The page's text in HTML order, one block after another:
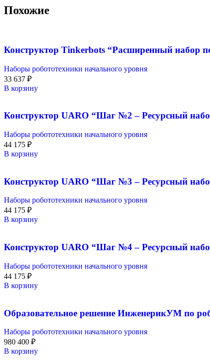
Похожие
Конструктор Tinkerbots “Расширенный набор
Наборы робототехники начального уровня
33 637 ₽
В корзину
Конструктор UARO “Шаг №2 – Ресурсный
Наборы робототехники начального уровня
44 175 ₽
В корзину
Конструктор UARO “Шаг №3 – Ресурсный
Наборы робототехники начального уровня
44 175 ₽
В корзину
Конструктор UARO “Шаг №4 – Ресурсный
Наборы робототехники начального уровня
44 175 ₽
В корзину
Образовательное решение ИнженерикУМ по
Наборы робототехники начального уровня
980 400 ₽
В корзину